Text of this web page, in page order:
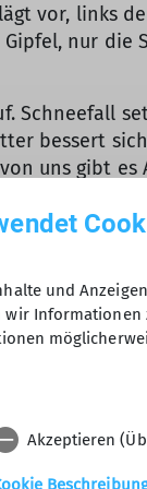
vor, links
nur
Schneefall
bessert
uns gibt
Empfang
Wecker
Die
Handy
mit einer
und
Akzeptieren